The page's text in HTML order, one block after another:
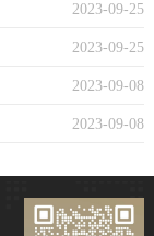
2023-09-25
2023-09-25
2023-09-08
2023-09-08